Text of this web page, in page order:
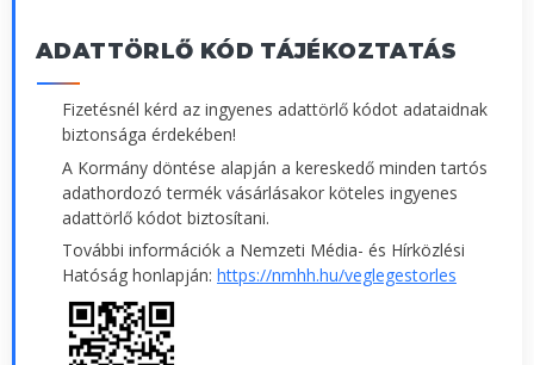
ADATTÖRLŐ KÓD TÁJÉKOZTATÁS
Fizetésnél kérd az ingyenes adattörlő kódot adataidnak
biztonsága érdekében!
A Kormány döntése alapján a kereskedő minden tartós
adathordozó termék vásárlásakor köteles ingyenes
adattörlő kódot biztosítani.
További információk a Nemzeti Média- és Hírközlési
Hatóság honlapján: https://nmhh.hu/veglegestorles